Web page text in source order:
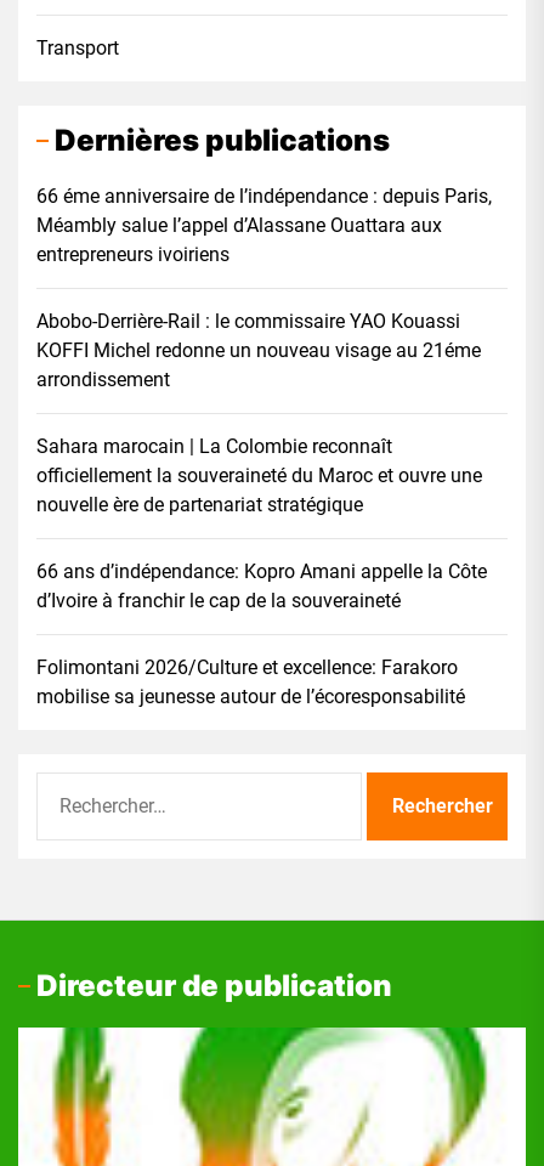
Transport
Dernières publications
66 éme anniversaire de l’indépendance : depuis Paris,
Méambly salue l’appel d’Alassane Ouattara aux
entrepreneurs ivoiriens
Abobo-Derrière-Rail : le commissaire YAO Kouassi
KOFFI Michel redonne un nouveau visage au 21éme
arrondissement
Sahara marocain | La Colombie reconnaît
officiellement la souveraineté du Maroc et ouvre une
nouvelle ère de partenariat stratégique
66 ans d’indépendance: Kopro Amani appelle la Côte
d’Ivoire à franchir le cap de la souveraineté
Folimontani 2026/Culture et excellence: Farakoro
mobilise sa jeunesse autour de l’écoresponsabilité
Directeur de publication